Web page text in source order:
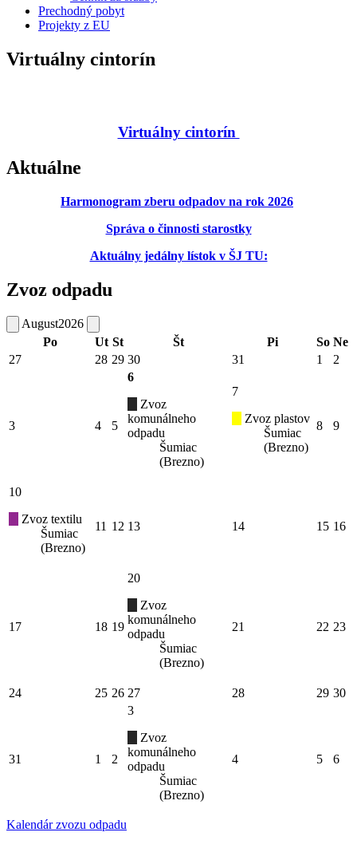
Prechodný pobyt
Projekty z EU
Virtuálny cintorín
Virtuálny cintorín
Aktuálne
Harmonogram zberu odpadov na rok 2026
Správa o činnosti starostky
Aktuálny jedálny lístok v ŠJ TU:
Zvoz odpadu
August2026
Po
Ut St Št Pi So Ne
27
28 29 30 31 1 2
3 4 5
6
Zvoz
komunálneho
odpadu
Šumiac
(Brezno)
7
Zvoz plastov
Šumiac
(Brezno)
8 9
10
Zvoz textilu
Šumiac
(Brezno)
11 12 13 14 15 16
17 18 19
20
Zvoz
komunálneho
odpadu
Šumiac
(Brezno)
21 22 23
24 25 26 27 28 29 30
31 1 2
3
Zvoz
komunálneho
odpadu
Šumiac
(Brezno)
4 5 6
Kalendár zvozu odpadu